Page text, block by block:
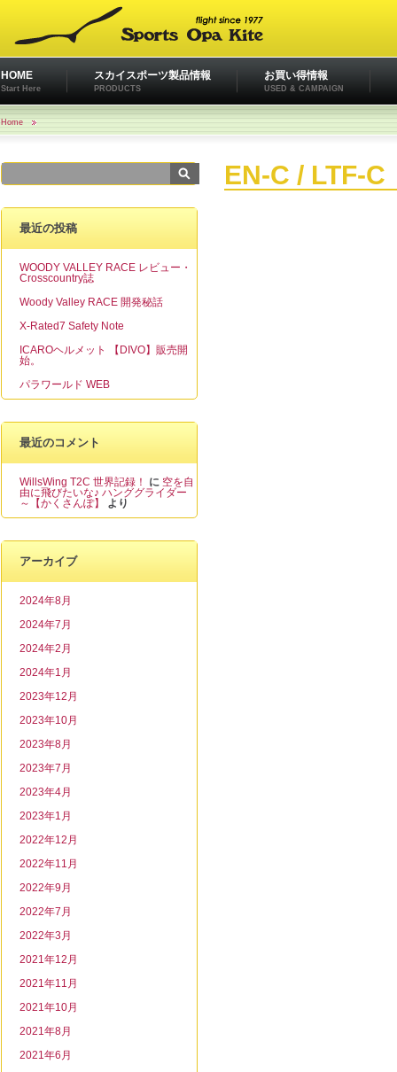
HOME
Start Here
スカイスポーツ製品情報
PRODUCTS
お買い得情報
USED & CAMPAIGN
Home
最近の投稿
WOODY VALLEY RACE レビュー・
Crosscountry誌
Woody Valley RACE 開発秘話
X-Rated7 Safety Note
ICAROヘルメット 【DIVO】販売開
始。
パラワールド WEB
最近のコメント
WillsWing T2C 世界記録！ に 空を自
由に飛びたいな♪ ハンググライダー
～【かくさんぽ】
より
アーカイブ
2024年8月
2024年7月
2024年2月
2024年1月
2023年12月
2023年10月
2023年8月
2023年7月
2023年4月
2023年1月
2022年12月
2022年11月
2022年9月
2022年7月
2022年3月
2021年12月
2021年11月
2021年10月
2021年8月
2021年6月
EN-C / LTF-C